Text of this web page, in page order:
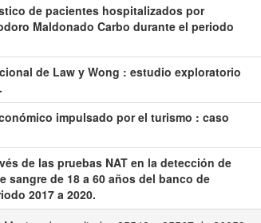
de pacientes hospitalizados por
Maldonado Carbo durante el periodo
de Law y Wong : estudio exploratorio
impulsado por el turismo : caso
de las pruebas NAT en la detección de
de 18 a 60 años del banco de
2017 a 2020.